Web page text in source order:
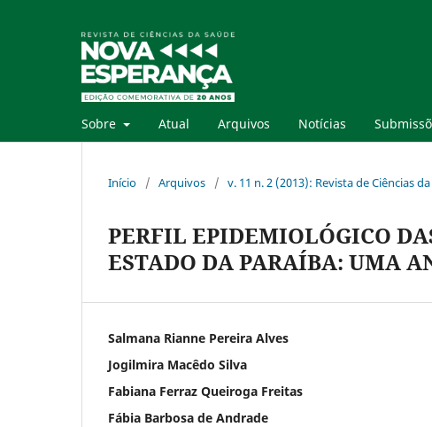
Sobre Atual Arquivos Notícias
Início / Arquivos / v. 11 n. 2 (2013): Revista de Ciências
PERFIL EPIDEMIOLÓGICO
ESTADO DA PARAÍBA: UMA
Salmana Rianne Pereira Alves
Jogilmira Macêdo Silva
Fabiana Ferraz Queiroga Freitas
Fábia Barbosa de Andrade